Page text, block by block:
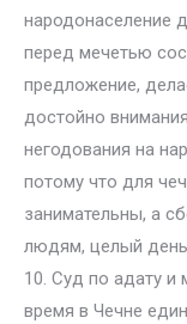
народонаселение
перед мечетью
предложение,
достойно
негодования на
потому что для
занимательны, а
людям, целый
10. Суд по адату и
время в Чечне